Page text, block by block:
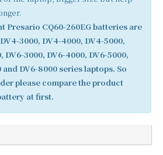
Presario CQ60-260EG batteries are
3000, DV4-4000, DV4-5000,
DV6-3000, DV6-4000, DV6-5000,
and DV6-8000 series laptops. So
please compare the product
at first.